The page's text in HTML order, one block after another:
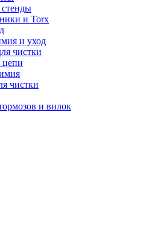
и Torx
и уход
чистки
цепи
чистки
и вилок